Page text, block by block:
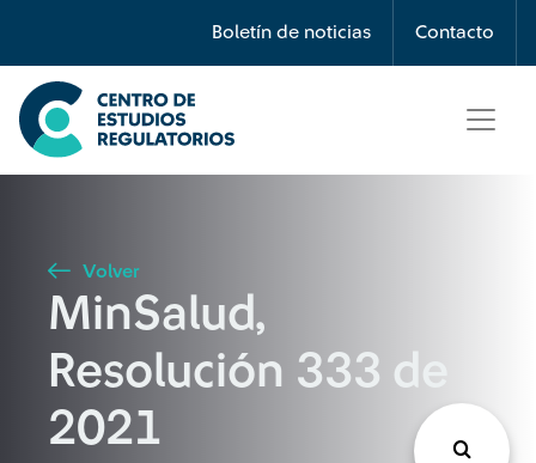
Boletín de noticias Contacto
Búsqueda
Seleccione país
Buscar
Volver
MinSalud,
Resolución 333 de
2021